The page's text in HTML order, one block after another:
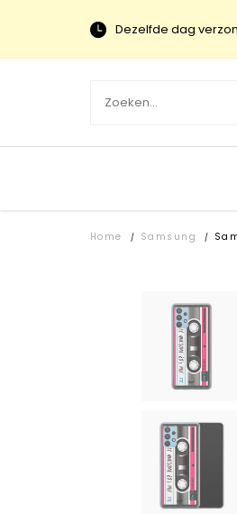
Dezelfde dag
Home / Samsung /